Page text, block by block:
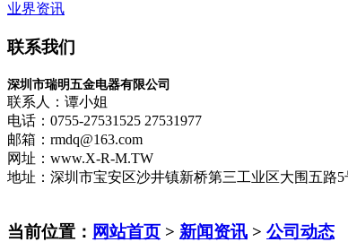
业界资讯
联系我们
深圳市瑞明五金电器有限公司
联系人：谭小姐
电话：0755-27531525 27531977
邮箱：rmdq@163.com
网址：www.X-R-M.TW
地址：深圳市宝安区沙井镇新桥第三工业区大围五路5
当前位置： 网站首页 > 新闻资讯 > 公司动态